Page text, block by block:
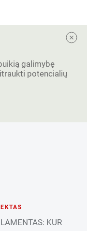
galimybę
potencialių
KUR